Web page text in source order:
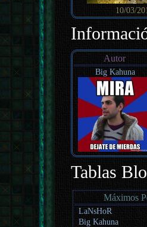
10/03/
Autor
Big Kahuna
Tablas
Máximos
LaNsHoR
Big Kahuna